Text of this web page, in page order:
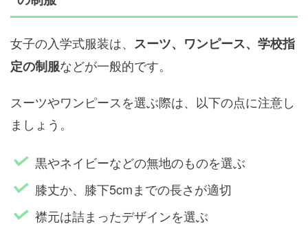
女子の入学式服装は、 スーツ、ワンピース、学校指
定の制服などが一般的です。
スーツやワンピースを選ぶ際は、以下の点に注意し
ましょう。
黒やネイビーなどの無地のものを選ぶ
膝丈か、膝下5cmまでの長さが適切
襟元は詰まったデザインを選ぶ